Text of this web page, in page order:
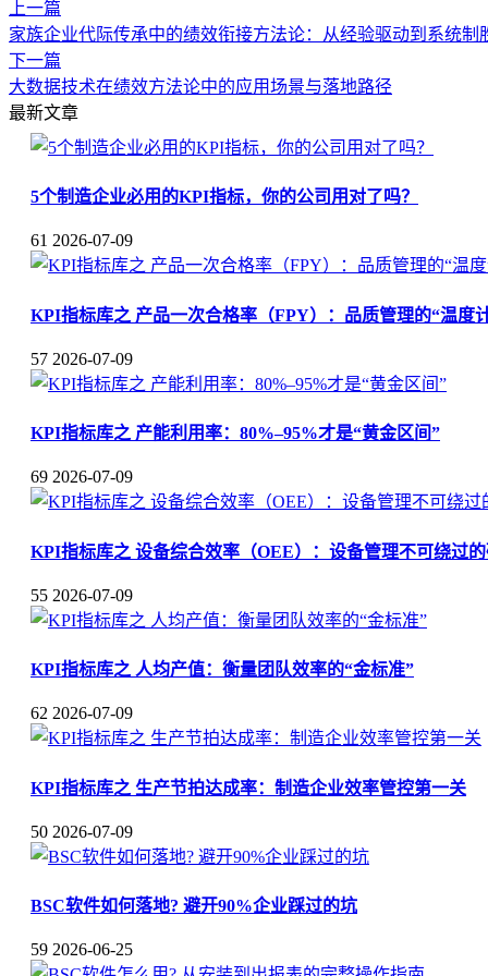
上一篇
家族企业代际传承中的绩效衔接方法论：从经验驱动到系统制
下一篇
大数据技术在绩效方法论中的应用场景与落地路径
最新文章
5个制造企业必用的KPI指标，你的公司用对了吗？
61 2026-07-09
KPI指标库之 产品一次合格率（FPY）：品质管理的“温度
57 2026-07-09
KPI指标库之 产能利用率：80%–95%才是“黄金区间”
69 2026-07-09
KPI指标库之 设备综合效率（OEE）：设备管理不可绕过
55 2026-07-09
KPI指标库之 人均产值：衡量团队效率的“金标准”
62 2026-07-09
KPI指标库之 生产节拍达成率：制造企业效率管控第一关
50 2026-07-09
BSC软件如何落地? 避开90%企业踩过的坑
59 2026-06-25